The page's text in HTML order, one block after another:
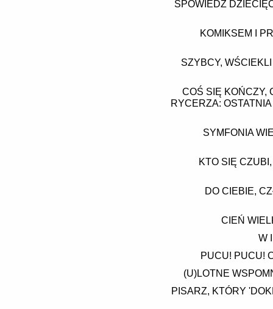
SPOWIEDŹ
KOMIKSEM I
SZYBCY,
COŚ SIĘ KOŃCZY,
RYCERZA:
SYMFONIA
KTO SIĘ
DO CIEBIE,
CIEŃ
W
PUCU! PUCU!
(U)LOTNE
PISARZ, KTÓRY